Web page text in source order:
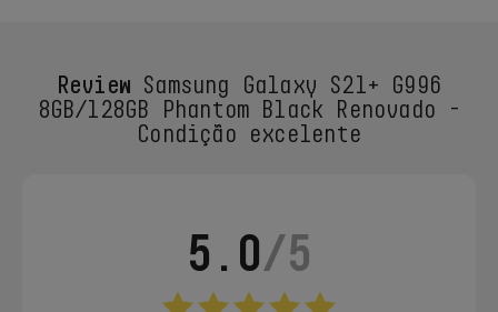
Review Samsung Galaxy S21+ G996
8GB/128GB Phantom Black Renovado -
Condição excelente
5.0/5